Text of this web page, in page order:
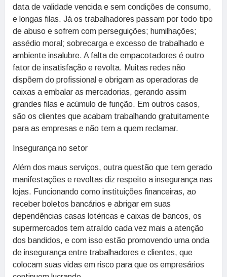
data de validade vencida e sem condições de consumo,
e longas filas. Já os trabalhadores passam por todo tipo
de abuso e sofrem com perseguições; humilhações;
assédio moral; sobrecarga e excesso de trabalhado e
ambiente insalubre. A falta de empacotadores é outro
fator de insatisfação e revolta. Muitas redes não
dispõem do profissional e obrigam as operadoras de
caixas a embalar as mercadorias, gerando assim
grandes filas e acúmulo de função. Em outros casos,
são os clientes que acabam trabalhando gratuitamente
para as empresas e não tem a quem reclamar.
Insegurança no setor
Além dos maus serviços, outra questão que tem gerado
manifestações e revoltas diz respeito a insegurança nas
lojas. Funcionando como instituições financeiras, ao
receber boletos bancários e abrigar em suas
dependências casas lotéricas e caixas de bancos, os
supermercados tem atraído cada vez mais a atenção
dos bandidos, e com isso estão promovendo uma onda
de insegurança entre trabalhadores e clientes, que
colocam suas vidas em risco para que os empresários